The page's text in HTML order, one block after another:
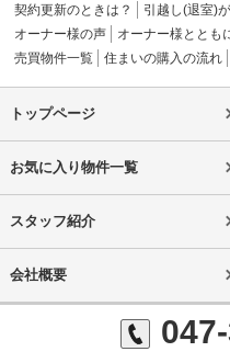
契約更新のときは？
引越し(退室)
オーナー様の声
オーナー様ととも
売買物件一覧
住まいの購入の流れ
トップページ
お気に入り物件一覧
スタッフ紹介
会社概要